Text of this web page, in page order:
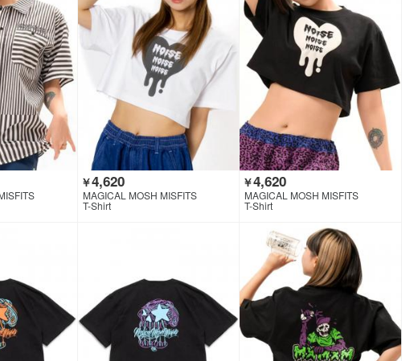
￥4,620
MAGICAL MOSH MISFITS
T-Shirt
￥4,620
MAGICAL MOSH MISFITS
T-Shirt